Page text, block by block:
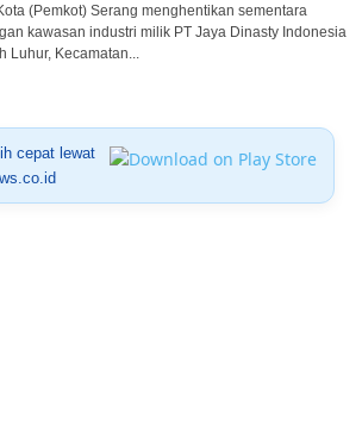
(Pemkot) Serang menghentikan sementara
kawasan industri milik PT Jaya Dinasty Indonesia
Kecamatan...
cepat lewat